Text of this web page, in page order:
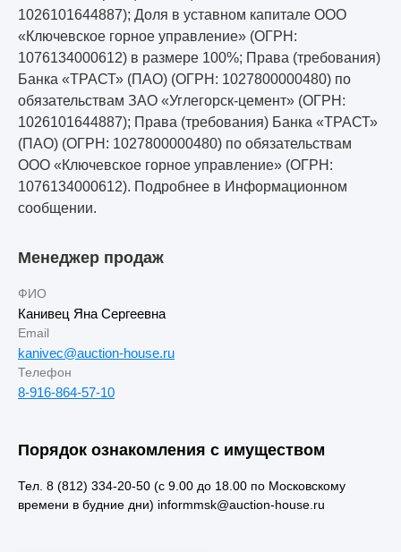
1026101644887); Доля в уставном капитале ООО
«Ключевское горное управление» (ОГРН:
1076134000612) в размере 100%; Права (требования)
Банка «ТРАСТ» (ПАО) (ОГРН: 1027800000480) по
обязательствам ЗАО «Углегорск-цемент» (ОГРН:
1026101644887); Права (требования) Банка «ТРАСТ»
(ПАО) (ОГРН: 1027800000480) по обязательствам
ООО «Ключевское горное управление» (ОГРН:
1076134000612). Подробнее в Информационном
сообщении.
Менеджер продаж
ФИО
Канивец Яна Сергеевна
Email
kanivec@auction-house.ru
Телефон
8-916-864-57-10
Порядок ознакомления с имуществом
Тел. 8 (812) 334-20-50 (с 9.00 до 18.00 по Московскому
времени в будние дни) informmsk@auction-house.ru